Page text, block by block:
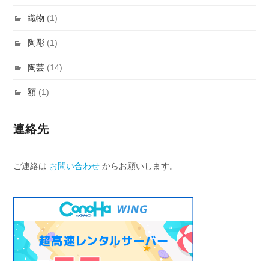
織物 (1)
陶彫 (1)
陶芸 (14)
額 (1)
連絡先
ご連絡は お問い合わせ からお願いします。